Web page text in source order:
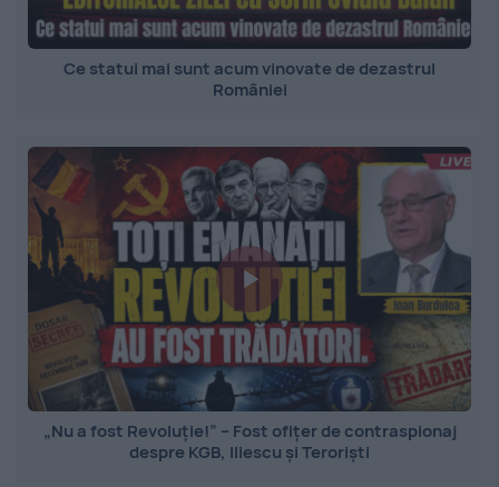
Ce statui mai sunt acum vinovate de dezastrul
României
„Nu a fost Revoluție!” – Fost ofițer de contraspionaj
despre KGB, Iliescu și Teroriști